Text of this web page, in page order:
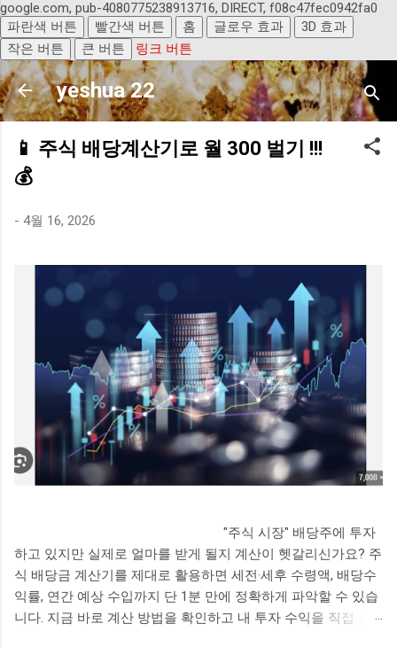
google.com, pub-4080775238913716, DIRECT, f08c47fec0942fa0
파란색 버튼
빨간색 버튼 홈 글로우 효과
3D 효과
작은 버튼
큰 버튼 링크 버튼
기본 콘텐츠로 건너뛰기
yeshua 22
📱 주식 배당계산기로 월 300 벌기 !!!
💰
- 4월 16, 2026
"주식 시장" 배당주에 투자
하고 있지만 실제로 얼마를 받게 될지 계산이 헷갈리신가요? 주
식 배당금 계산기를 제대로 활용하면 세전·세후 수령액, 배당수
익률, 연간 예상 수입까지 단 1분 만에 정확하게 파악할 수 있습
니다. 지금 바로 계산 방법을 확인하고 내 투자 수익을 직접 검